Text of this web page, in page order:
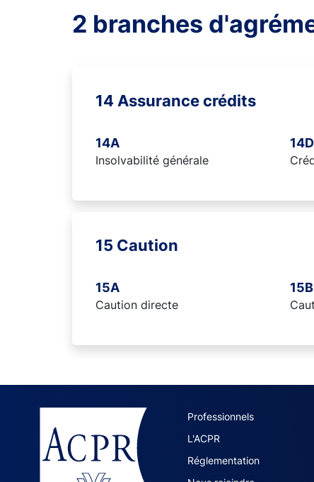
2 branches
14 Assurance crédits
14A
Insolvabilité générale
14D
15 Caution
15A
Caution directe
15B
ACPR site
Professionnels
L'ACPR
Réglementation